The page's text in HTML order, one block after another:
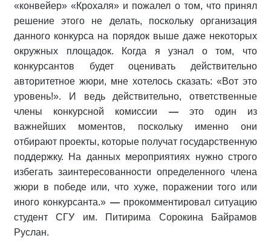
«конвейер» «Крохаля» и пожалел о том, что принял
решение этого не делать, поскольку организация
данного конкурса на порядок выше даже некоторых
окружных площадок. Когда я узнал о том, что
конкурсантов будет оценивать действительно
авторитетное жюри, мне хотелось сказать: «Вот это
уровень!». И ведь действительно, ответственные
члены конкурсной комиссии — это один из
важнейших моментов, поскольку именно они
отбирают проекты, которые получат государственную
поддержку. На данных мероприятиях нужно строго
избегать заинтересованности определенного члена
жюри в победе или, что хуже, поражении того или
иного конкурсанта.» — прокомментировал ситуацию
студент СГУ им. Питирима Сорокина Байрамов
Руслан.